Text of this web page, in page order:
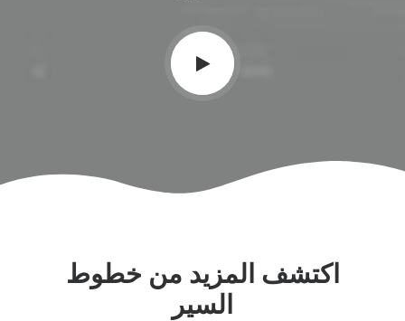
اكتشف المزيد من خطوط
السير